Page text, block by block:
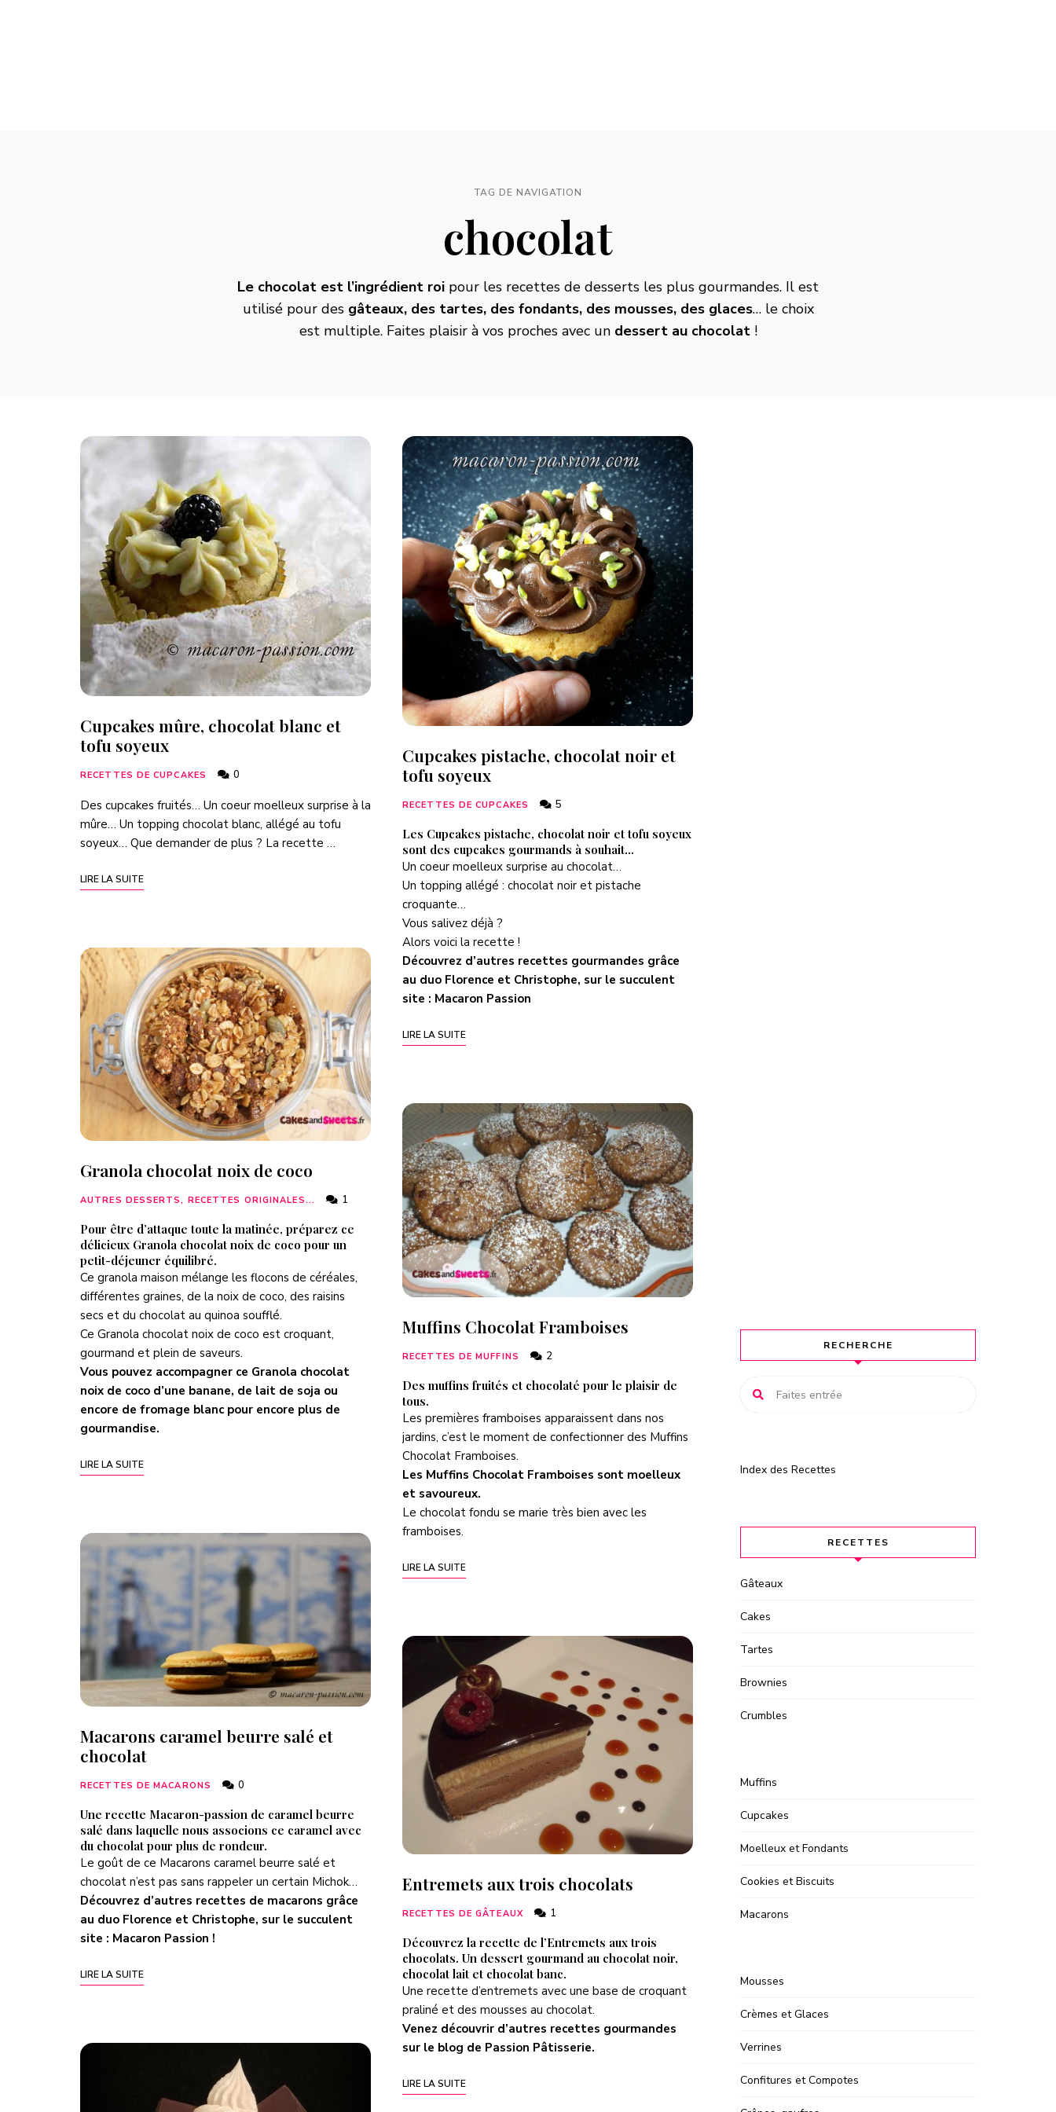
TAG DE NAVIGATION
chocolat
Le chocolat est l’ingrédient roi pour les recettes de desserts les plus gourmandes. Il est
utilisé pour des gâteaux, des tartes, des fondants, des mousses, des glaces… le choix
est multiple. Faites plaisir à vos proches avec un dessert au chocolat!
Cupcakes mûre, chocolat blanc et
tofu soyeux
RECETTES DE CUPCAKES 0
Des cupcakes fruités… Un coeur moelleux surprise à la
mûre… Un topping chocolat blanc, allégé au tofu
soyeux… Que demander de plus ? La recette …
LIRE LA SUITE
Granola chocolat noix de coco
AUTRES DESSERTS, RECETTES ORIGINALES... 1
Pour être d’attaque toute la matinée, préparez ce
délicieux Granola chocolat noix de coco pour un
petit-déjeuner équilibré.
Ce granola maison mélange les flocons de céréales,
différentes graines, de la noix de coco, des raisins
secs et du chocolat au quinoa soufflé.
Ce Granola chocolat noix de coco est croquant,
gourmand et plein de saveurs.
Vous pouvez accompagner ce Granola chocolat
noix de coco d’une banane, de lait de soja ou
encore de fromage blanc pour encore plus de
gourmandise.
LIRE LA SUITE
Macarons caramel beurre salé et
chocolat
RECETTES DE MACARONS 0
Une recette Macaron-passion de caramel beurre
salé dans laquelle nous associons ce caramel avec
du chocolat pour plus de rondeur.
Le goût de ce Macarons caramel beurre salé et
chocolat n’est pas sans rappeler un certain Michok…
Découvrez d’autres recettes de macarons grâce
au duo Florence et Christophe, sur le succulent
site : Macaron Passion !
LIRE LA SUITE
Cupcakes pistache, chocolat noir et
tofu soyeux
RECETTES DE CUPCAKES 5
Les Cupcakes pistache, chocolat noir et tofu soyeux
sont des cupcakes gourmands à souhait…
Un coeur moelleux surprise au chocolat…
Un topping allégé : chocolat noir et pistache
croquante…
Vous salivez déjà ?
Alors voici la recette !
Découvrez d’autres recettes gourmandes grâce
au duo Florence et Christophe, sur le succulent
site : Macaron Passion
LIRE LA SUITE
Muffins Chocolat Framboises
RECETTES DE MUFFINS 2
Des muffins fruités et chocolaté pour le plaisir de
tous.
Les premières framboises apparaissent dans nos
jardins, c’est le moment de confectionner des Muffins
Chocolat Framboises.
Les Muffins Chocolat Framboises sont moelleux
et savoureux.
Le chocolat fondu se marie très bien avec les
framboises.
LIRE LA SUITE
Entremets aux trois chocolats
RECETTES DE GÂTEAUX 1
Découvrez la recette de l’Entremets aux trois
chocolats. Un dessert gourmand au chocolat noir,
chocolat lait et chocolat banc.
Une recette d’entremets avec une base de croquant
praliné et des mousses au chocolat.
Venez découvrir d’autres recettes gourmandes
sur le blog de Passion Pâtisserie.
LIRE LA SUITE
RECHERCHE
Index des Recettes
RECETTES
Gâteaux
Cakes
Tartes
Brownies
Crumbles
Muffins
Cupcakes
Moelleux et Fondants
Cookies et Biscuits
Macarons
Mousses
Crèmes et Glaces
Verrines
Confitures et Compotes